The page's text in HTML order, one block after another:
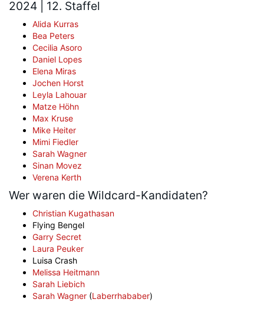
2024 | 12. Staffel
Alida Kurras
Bea Peters
Cecilia Asoro
Daniel Lopes
Elena Miras
Jochen Horst
Leyla Lahouar
Matze Höhn
Max Kruse
Mike Heiter
Mimi Fiedler
Sarah Wagner
Sinan Movez
Verena Kerth
Wer waren die Wildcard-Kandidaten?
Christian Kugathasan
Flying Bengel
Garry Secret
Laura Peuker
Luisa Crash
Melissa Heitmann
Sarah Liebich
Sarah Wagner (Laberrhababer)